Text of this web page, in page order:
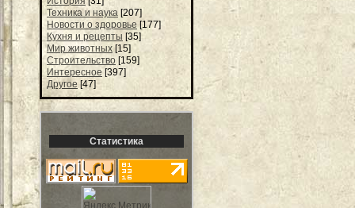
Техника и наука [207]
Новости о здоровье [177]
Кухня и рецепты [35]
Мир животных [15]
Строительство [159]
Интересное [397]
Другое [47]
Статистика